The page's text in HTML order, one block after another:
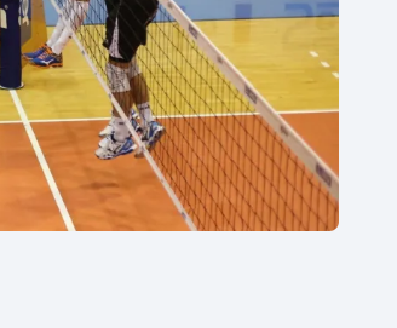
volejbal
Volejbal
Ostatní